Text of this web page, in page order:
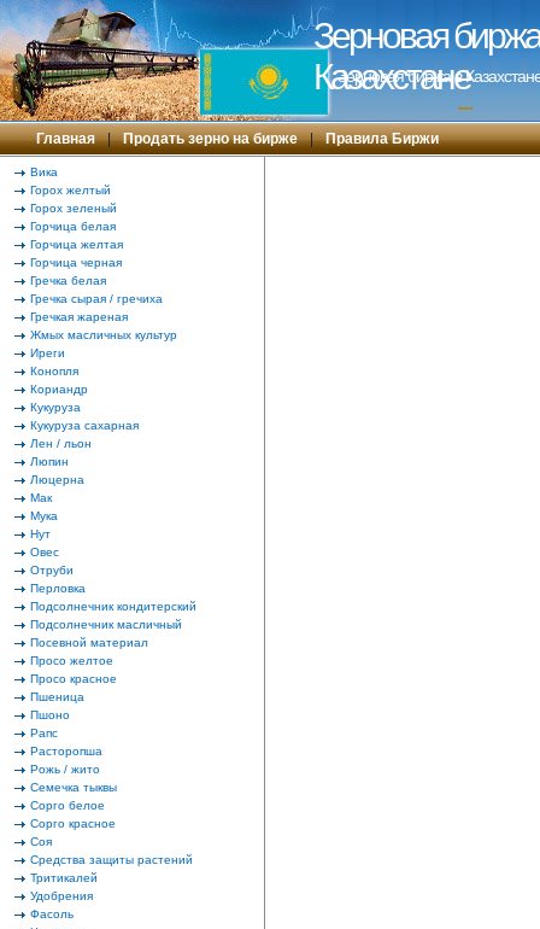
Зерновая
Казахстане
Зерновая биржа в
---
Главная | Продать зерно на бирже | Правила Биржи
Вика
Горох желтый
Горох зеленый
Горчица белая
Горчица желтая
Горчица черная
Гречка белая
Гречка сырая / гречиха
Гречкая жареная
Жмых масличных культур
Иреги
Конопля
Кориандр
Кукуруза
Кукуруза сахарная
Лен / льон
Люпин
Люцерна
Мак
Мука
Нут
Овес
Отруби
Перловка
Подсолнечник кондитерский
Подсолнечник масличный
Посевной материал
Просо желтое
Просо красное
Пшеница
Пшоно
Рапс
Расторопша
Рожь / жито
Семечка тыквы
Сорго белое
Сорго красное
Соя
Средства защиты растений
Тритикалей
Удобрения
Фасоль